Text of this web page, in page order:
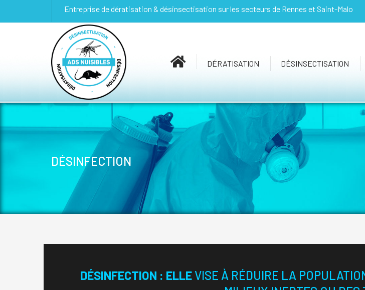
Entreprise de dératisation & désinsectisation sur les secteurs de Rennes et Saint-Malo
DÉRATISATION DÉSINSECTISATION
DÉSINFECTION
DÉSINFECTION : ELLEVISE À RÉDUIRE LA